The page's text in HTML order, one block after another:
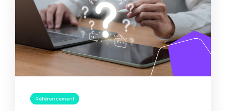
Référencement